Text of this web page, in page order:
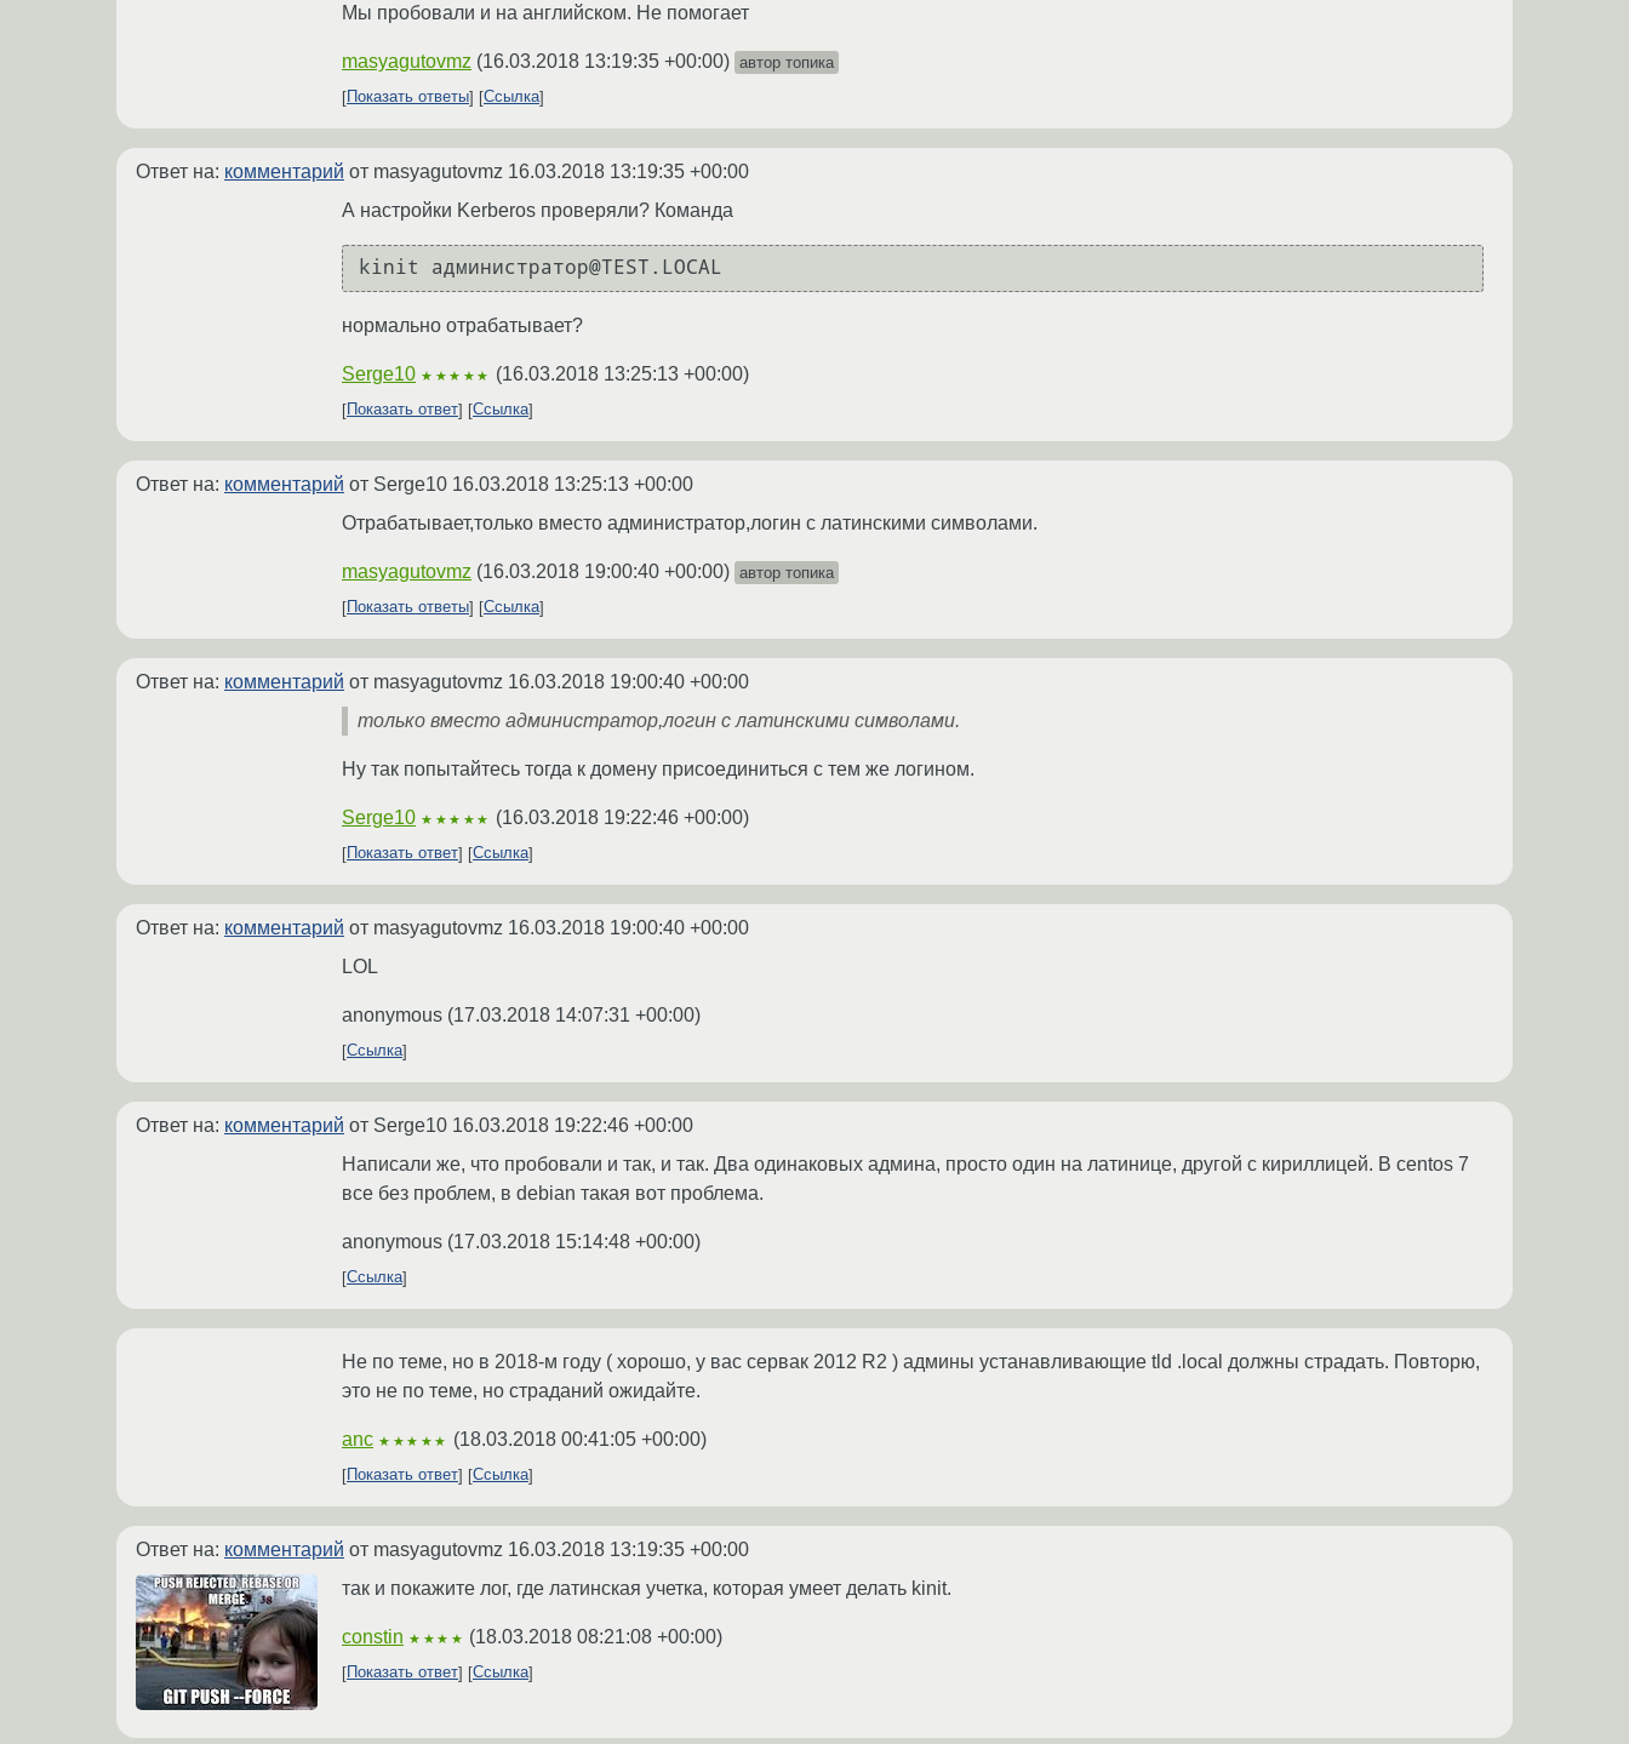
Мы пробовали и на английском. Не помогает
masyagutovmz (16.03.2018 13:19:35 +00:00) автор топика
Показать ответы
Ссылка
Ответ на: комментарий от masyagutovmz 16.03.2018 13:19:35 +00:00
А настройки Kerberos проверяли? Команда
kinit администратор@TEST.LOCAL
нормально отрабатывает?
Serge10 ★★★★★ (16.03.2018 13:25:13 +00:00)
Показать ответ Ссылка
Ответ на: комментарий от Serge10 16.03.2018 13:25:13 +00:00
Отрабатывает,только вместо администратор,логин с латинскими символами.
masyagutovmz (16.03.2018 19:00:40 +00:00) автор топика
Показать ответы
Ссылка
Ответ на: комментарий от masyagutovmz 16.03.2018 19:00:40 +00:00
только вместо администратор,логин с латинскими символами.
Ну так попытайтесь тогда к домену присоединиться с тем же логином.
Serge10 ★★★★★ (16.03.2018 19:22:46 +00:00)
Показать ответ Ссылка
Ответ на: комментарий от masyagutovmz 16.03.2018 19:00:40 +00:00
LOL
anonymous (17.03.2018 14:07:31 +00:00)
Ссылка
Ответ на: комментарий от Serge10 16.03.2018 19:22:46 +00:00
Написали же, что пробовали и так, и так. Два одинаковых админа, просто один на латинице, другой с кириллицей. В centos 7
все без проблем, в debian такая вот проблема.
anonymous (17.03.2018 15:14:48 +00:00)
Ссылка
Не по теме, но в 2018-м году ( хорошо, у вас сервак 2012 R2 ) админы устанавливающие tld .local должны страдать. Повторю,
это не по теме, но страданий ожидайте.
anc ★★★★★ (18.03.2018 00:41:05 +00:00)
Показать ответ Ссылка
Ответ на: комментарий от masyagutovmz 16.03.2018 13:19:35 +00:00
так и покажите лог, где латинская учетка, которая умеет делать kinit.
constin ★★★★ (18.03.2018 08:21:08 +00:00)
Показать ответ Ссылка